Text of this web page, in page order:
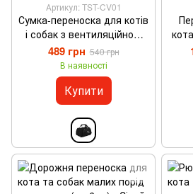
Артикул: TST-CV01
Сумка-переноска для котів
і собак з вентиляційною
сіткою - S (до 2.5 кг)
489 грн 540 грн
В наявності
Купити